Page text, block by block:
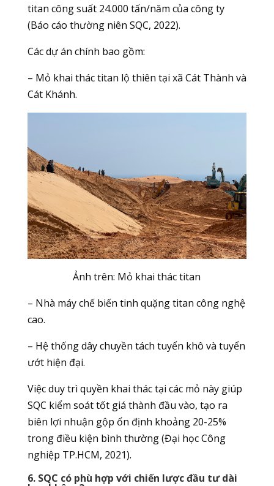
titan công suất 24.000 tấn/năm của công ty
(Báo cáo thường niên SQC, 2022).
Các dự án chính bao gồm:
– Mỏ khai thác titan lộ thiên tại xã Cát Thành và
Cát Khánh.
Ảnh trên: Mỏ khai thác titan
– Nhà máy chế biến tinh quặng titan công nghệ
cao.
– Hệ thống dây chuyền tách tuyển khô và tuyển
ướt hiện đại.
Việc duy trì quyền khai thác tại các mỏ này giúp
SQC kiểm soát tốt giá thành đầu vào, tạo ra
biên lợi nhuận gộp ổn định khoảng 20-25%
trong điều kiện bình thường (Đại học Công
nghiệp TP.HCM, 2021).
6. SQC có phù hợp với chiến lược đầu tư dài